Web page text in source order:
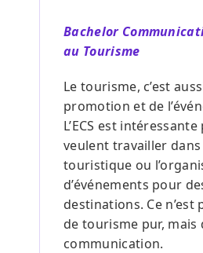
Bachelor
au Tourisme
Le tourisme, c’est
promotion et de
L’ECS est
veulent travailler
touristique ou
d’événements pour
destinations. Ce n’est
de tourisme pur, mais
communication.